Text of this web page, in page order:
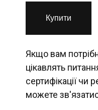
Купити
Якщо вам
цікавлять
сертифікації чи
можете